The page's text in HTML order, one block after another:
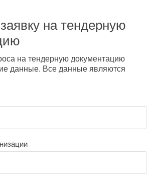
на тендерную
на тендерную документацию
данные. Все данные являются